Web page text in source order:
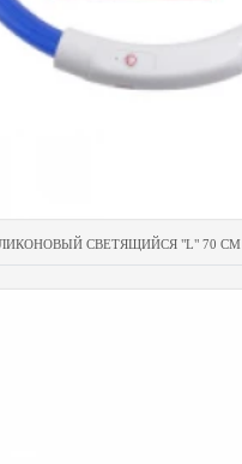
СВЕТЯЩИЙСЯ "L" 70 СМ